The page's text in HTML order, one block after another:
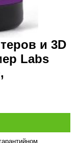
и 3D
Labs